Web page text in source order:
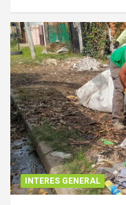
INTERES GENERAL